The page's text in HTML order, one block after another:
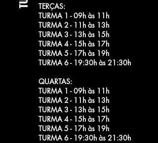
TERÇAS:
TURMA 1 - 09h às 11h
TURMA 2 - 11h às 13h
TURMA 3 - 13h às 15h
TURMA 4 - 15h às 17h
TURMA 5 - 17h às 19h
TURMA 6 - 19:30h às 21:30h
QUARTAS:
TURMA 1 - 09h às 11h
TURMA 2 - 11h às 13h
TURMA 3 - 13h às 15h
TURMA 4 - 15h às 17h
TURMA 5 - 17h às 19h
TURMA 6 - 19:30h às 21:30h